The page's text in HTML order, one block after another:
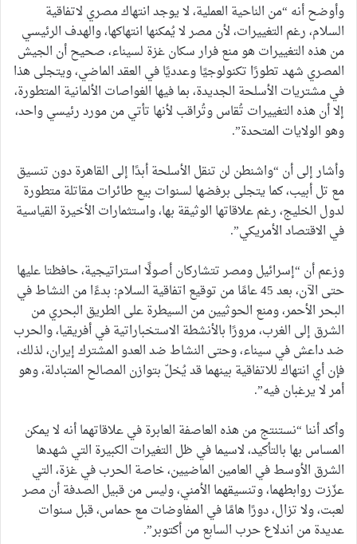
وأوضح أنه “من الناحية العملية، لا يوجد انتهاك مصري لاتفاقية
السلام، رغم التغييرات، لأن مصر لا يُمكنها انتهاكها، والهدف الرئيسي
من هذه التغييرات هو منع فرار سكان غزة لسيناء، صحيح أن الجيش
المصري شهد تطورًا تكنولوجيًا وعدديًا في العقد الماضي، ويتجلى هذا
في مشتريات الأسلحة الجديدة، بما فيها الغواصات الألمانية المتطورة،
إلا أن هذه التغييرات تُقاس وتُراقب لأنها تأتي من مورد رئيسي واحد،
وهو الولايات المتحدة”.
وأشار إلى أن “واشنطن لن تنقل الأسلحة أبدًا إلى القاهرة دون تنسيق
مع تل أبيب، كما يتجلى برفضها لسنوات بيع طائرات مقاتلة متطورة
لدول الخليج، رغم علاقاتها الوثيقة بها، واستثمارات الأخيرة القياسية
في الاقتصاد الأمريكي”.
وزعم أن “إسرائيل ومصر تتشاركان أصولًا استراتيجية، حافظتا عليها
حتى الآن، بعد 45 عامًا من توقيع اتفاقية السلام: بدءًا من النشاط في
البحر الأحمر، ومنع الحوثيين من السيطرة على الطريق البحري من
الشرق إلى الغرب، مرورًا بالأنشطة الاستخباراتية في أفريقيا، والحرب
ضد داعش في سيناء، وحتى النشاط ضد العدو المشترك إيران، لذلك،
فإن أي انتهاك للاتفاقية بينهما قد يُخلّ بتوازن المصالح المتبادلة، وهو
أمر لا يرغبان فيه”.
وأكد أننا “نستنتج من هذه العاصفة العابرة في علاقاتهما أنه لا يمكن
المساس بها بالتأكيد، لاسيما في ظل التغيرات الكبيرة التي شهدها
الشرق الأوسط في العامين الماضيين، خاصة الحرب في غزة، التي
عزّزت روابطهما، وتنسيقهما الأمني، وليس من قبيل الصدفة أن مصر
لعبت، ولا تزال، دورًا هامًا في المفاوضات مع حماس، قبل سنوات
عديدة من اندلاع حرب السابع من أكتوبر”.